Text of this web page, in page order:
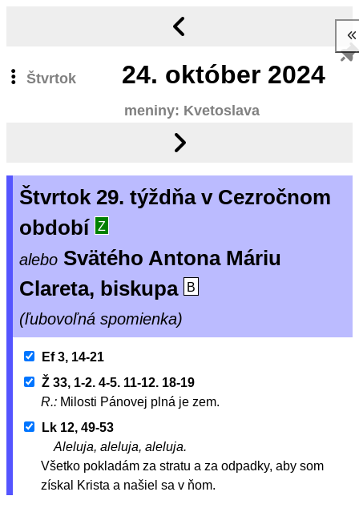
Štvrtok 24. október 2024
meniny: Kvetoslava
Štvrtok 29. týždňa v Cezročnom
období
Z
alebo Svätého Antona Máriu
Clareta, biskupa
B
(ľubovoľná spomienka)
Ef 3, 14-21
Ž 33, 1-2. 4-5. 11-12. 18-19
R.: Milosti Pánovej plná je zem.
Lk 12, 49-53
Aleluja, aleluja, aleluja.
Všetko pokladám za stratu a za odpadky, aby som
získal Krista a našiel sa v ňom.